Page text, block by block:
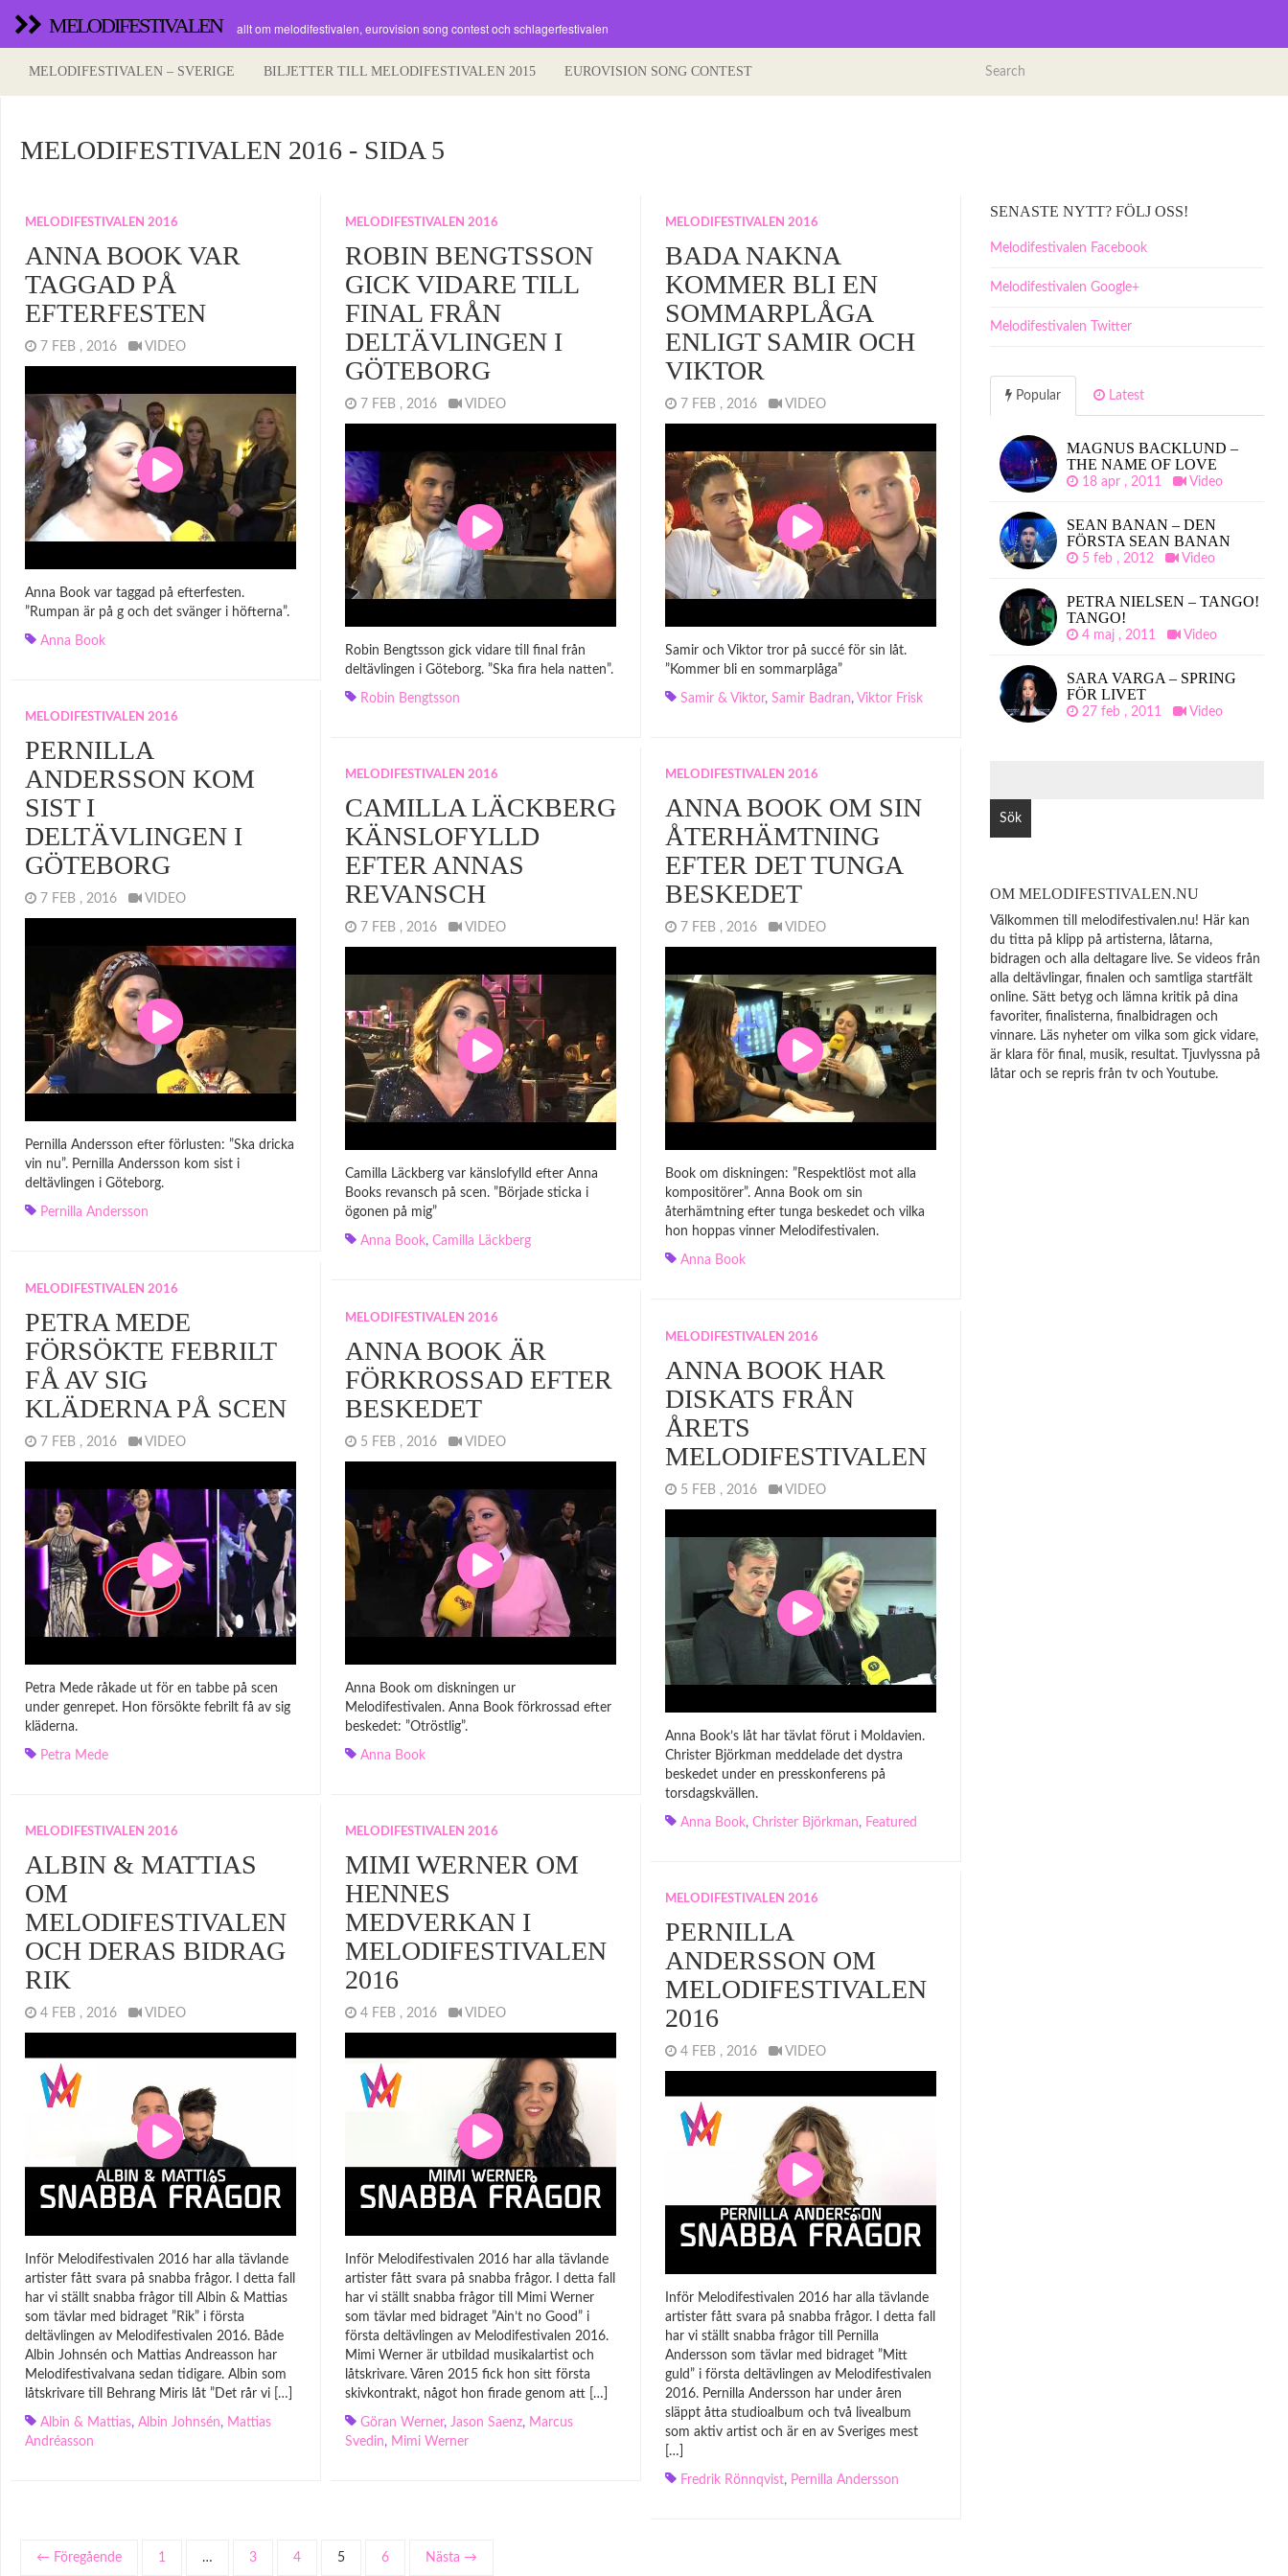
MELODIFESTIVALEN allt om melodifestivalen, eurovision song contest och schlagerfestivalen
MELODIFESTIVALEN – SVERIGE BILJETTER TILL MELODIFESTIVALEN 2015 EUROVISION SONG CONTEST
MELODIFESTIVALEN 2016 - SIDA 5
MELODIFESTIVALEN 2016
ANNA BOOK VAR
TAGGAD PÅ
EFTERFESTEN
7 FEB , 2016 VIDEO
Anna Book var taggad på efterfesten.
”Rumpan är på g och det svänger i höfterna”.
Anna Book
MELODIFESTIVALEN 2016
ROBIN BENGTSSON
GICK VIDARE TILL
FINAL FRÅN
DELTÄVLINGEN I
GÖTEBORG
7 FEB , 2016 VIDEO
Robin Bengtsson gick vidare till final från
deltävlingen i Göteborg. ”Ska fira hela natten”.
Robin Bengtsson
MELODIFESTIVALEN 2016
BADA NAKNA
KOMMER BLI EN
SOMMARPLÅGA
ENLIGT SAMIR OCH
VIKTOR
7 FEB , 2016 VIDEO
Samir och Viktor tror på succé för sin låt.
”Kommer bli en sommarplåga”
Samir & Viktor, Samir Badran, Viktor Frisk
MELODIFESTIVALEN 2016
PERNILLA
ANDERSSON KOM
SIST I
DELTÄVLINGEN I
GÖTEBORG
7 FEB , 2016 VIDEO
Pernilla Andersson efter förlusten: ”Ska dricka
vin nu”. Pernilla Andersson kom sist i
deltävlingen i Göteborg.
Pernilla Andersson
MELODIFESTIVALEN 2016
CAMILLA LÄCKBERG
KÄNSLOFYLLD
EFTER ANNAS
REVANSCH
7 FEB , 2016 VIDEO
Camilla Läckberg var känslofylld efter Anna
Books revansch på scen. ”Började sticka i
ögonen på mig”
Anna Book, Camilla Läckberg
MELODIFESTIVALEN 2016
ANNA BOOK OM SIN
ÅTERHÄMTNING
EFTER DET TUNGA
BESKEDET
7 FEB , 2016 VIDEO
Book om diskningen: ”Respektlöst mot alla
kompositörer”. Anna Book om sin
återhämtning efter tunga beskedet och vilka
hon hoppas vinner Melodifestivalen.
Anna Book
MELODIFESTIVALEN 2016
PETRA MEDE
FÖRSÖKTE FEBRILT
FÅ AV SIG
KLÄDERNA PÅ SCEN
7 FEB , 2016 VIDEO
Petra Mede råkade ut för en tabbe på scen
under genrepet. Hon försökte febrilt få av sig
kläderna.
Petra Mede
MELODIFESTIVALEN 2016
ANNA BOOK ÄR
FÖRKROSSAD EFTER
BESKEDET
5 FEB , 2016 VIDEO
Anna Book om diskningen ur
Melodifestivalen. Anna Book förkrossad efter
beskedet: ”Otröstlig”.
Anna Book
MELODIFESTIVALEN 2016
ANNA BOOK HAR
DISKATS FRÅN
ÅRETS
MELODIFESTIVALEN
5 FEB , 2016 VIDEO
Anna Book’s låt har tävlat förut i Moldavien.
Christer Björkman meddelade det dystra
beskedet under en presskonferens på
torsdagskvällen.
Anna Book, Christer Björkman, Featured
MELODIFESTIVALEN 2016
ALBIN & MATTIAS
OM
MELODIFESTIVALEN
OCH DERAS BIDRAG
RIK
4 FEB , 2016 VIDEO
Inför Melodifestivalen 2016 har alla tävlande
artister fått svara på snabba frågor. I detta fall
har vi ställt snabba frågor till Albin & Mattias
som tävlar med bidraget ”Rik” i första
deltävlingen av Melodifestivalen 2016. Både
Albin Johnsén och Mattias Andreasson har
Melodifestivalvana sedan tidigare. Albin som
låtskrivare till Behrang Miris låt ”Det rår vi […]
Albin & Mattias, Albin Johnsén, Mattias
Andréasson
MELODIFESTIVALEN 2016
MIMI WERNER OM
HENNES
MEDVERKAN I
MELODIFESTIVALEN
2016
4 FEB , 2016 VIDEO
Inför Melodifestivalen 2016 har alla tävlande
artister fått svara på snabba frågor. I detta fall
har vi ställt snabba frågor till Mimi Werner
som tävlar med bidraget ”Ain’t no Good” i
första deltävlingen av Melodifestivalen 2016.
Mimi Werner är utbildad musikalartist och
låtskrivare. Våren 2015 fick hon sitt första
skivkontrakt, något hon firade genom att […]
Göran Werner, Jason Saenz, Marcus
Svedin, Mimi Werner
MELODIFESTIVALEN 2016
PERNILLA
ANDERSSON OM
MELODIFESTIVALEN
2016
4 FEB , 2016 VIDEO
Inför Melodifestivalen 2016 har alla tävlande
artister fått svara på snabba frågor. I detta fall
har vi ställt snabba frågor till Pernilla
Andersson som tävlar med bidraget ”Mitt
guld” i första deltävlingen av Melodifestivalen
2016. Pernilla Andersson har under åren
släppt åtta studioalbum och två livealbum
som aktiv artist och är en av Sveriges mest
[…]
Fredrik Rönnqvist, Pernilla Andersson
← Föregående 1 … 3 4 5 6 Nästa →
SENASTE NYTT? FÖLJ OSS!
Melodifestivalen Facebook
Melodifestivalen Google+
Melodifestivalen Twitter
Popular Latest
MAGNUS BACKLUND –
THE NAME OF LOVE
18 apr , 2011 Video
SEAN BANAN – DEN
FÖRSTA SEAN BANAN
5 feb , 2012 Video
PETRA NIELSEN – TANGO!
TANGO!
4 maj , 2011 Video
SARA VARGA – SPRING
FÖR LIVET
27 feb , 2011 Video
OM MELODIFESTIVALEN.NU
Välkommen till melodifestivalen.nu! Här kan
du titta på klipp på artisterna, låtarna,
bidragen och alla deltagare live. Se videos från
alla deltävlingar, finalen och samtliga startfält
online. Sätt betyg och lämna kritik på dina
favoriter, finalisterna, finalbidragen och
vinnare. Läs nyheter om vilka som gick vidare,
är klara för final, musik, resultat. Tjuvlyssna på
låtar och se repris från tv och Youtube.